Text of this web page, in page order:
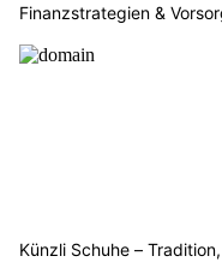
Finanzstrategien &
Künzli Schuhe –